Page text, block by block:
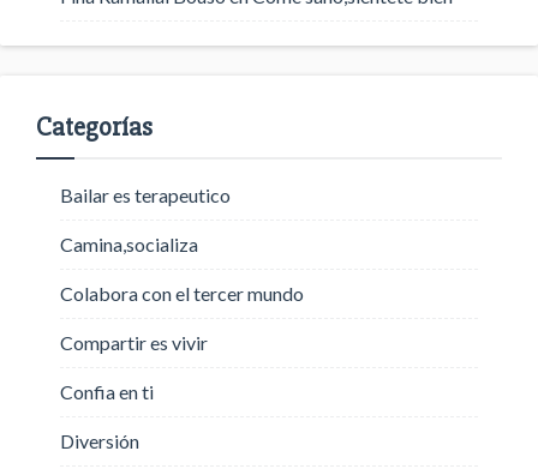
Categorías
Bailar es terapeutico
Camina,socializa
Colabora con el tercer mundo
Compartir es vivir
Confia en ti
Diversión